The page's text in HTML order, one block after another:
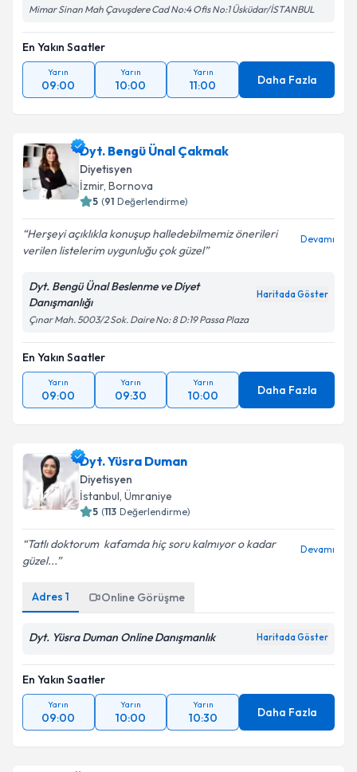
Mimar Sinan Mah Çavuşdere Cad No:4 Ofis No:1 Üsküdar/İSTANBUL
En Yakın Saatler
Yarın
09:00
Yarın
10:00
Yarın
11:00 Daha Fazla
Dyt. Bengü Ünal Çakmak
Diyetisyen
İzmir, Bornova
5 (91 Değerlendirme)
Herşeyi açıklıkla konuşup halledebilmemiz önerileri
verilen listelerim uygunluğu çok güzel
Devamı
Dyt. Bengü Ünal Beslenme ve Diyet
Danışmanlığı
Haritada Göster
Çınar Mah. 5003/2 Sok. Daire No: 8 D:19 Passa Plaza
En Yakın Saatler
Yarın
09:00
Yarın
09:30
Yarın
10:00 Daha Fazla
Dyt. Yüsra Duman
Diyetisyen
İstanbul, Ümraniye
5 (113 Değerlendirme)
Tatlı doktorum ️ kafamda hiç soru kalmıyor o kadar
güzel...
Devamı
Adres 1 Online Görüşme
Dyt. Yüsra Duman Online Danışmanlık Haritada Göster
En Yakın Saatler
Yarın
09:00
Yarın
10:00
Yarın
10:30 Daha Fazla